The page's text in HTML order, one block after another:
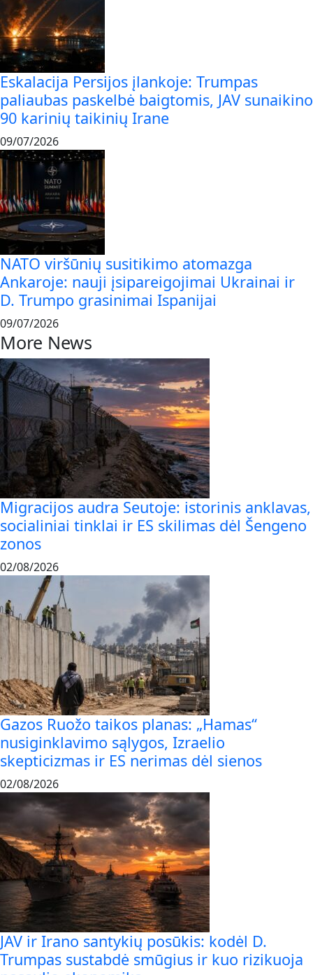
Eskalacija Persijos įlankoje: Trumpas
paliaubas paskelbė baigtomis, JAV sunaikino
90 karinių taikinių Irane
09/07/2026
NATO viršūnių susitikimo atomazga
Ankaroje: nauji įsipareigojimai Ukrainai ir
D. Trumpo grasinimai Ispanijai
09/07/2026
More News
Migracijos audra Seutoje: istorinis anklavas,
socialiniai tinklai ir ES skilimas dėl Šengeno
zonos
02/08/2026
Gazos Ruožo taikos planas: „Hamas“
nusiginklavimo sąlygos, Izraelio
skepticizmas ir ES nerimas dėl sienos
02/08/2026
JAV ir Irano santykių posūkis: kodėl D.
Trumpas sustabdė smūgius ir kuo rizikuoja